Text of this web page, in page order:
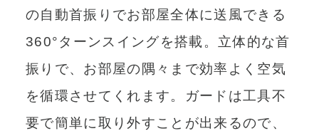
の自動首振りでお部屋全体に送風できる
360°ターンスイングを搭載。立体的な首
振りで、お部屋の隅々まで効率よく空気
を循環させてくれます。ガードは工具不
要で簡単に取り外すことが出来るので、